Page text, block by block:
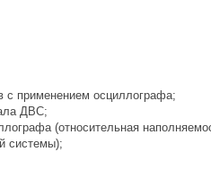
с применением осциллографа;
ДВС;
(относительная
системы);